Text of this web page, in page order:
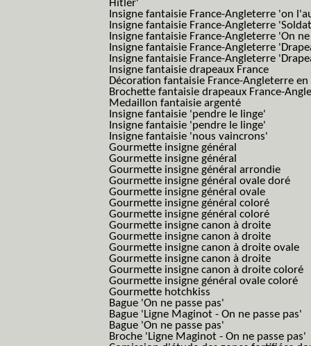
Hitler'
Insigne fantaisie France-Angleterre 'on
Insigne fantaisie France-Angleterre
Insigne fantaisie France-Angleterre 'On
Insigne fantaisie France-Angleterre
Insigne fantaisie France-Angleterre
Insigne fantaisie drapeaux France
Décoration fantaisie France-Angleterre en
Brochette fantaisie drapeaux France-
Medaillon fantaisie argenté
Insigne fantaisie 'pendre le linge'
Insigne fantaisie 'pendre le linge'
Insigne fantaisie 'nous vaincrons'
Gourmette insigne général
Gourmette insigne général
Gourmette insigne général arrondie
Gourmette insigne général ovale doré
Gourmette insigne général ovale
Gourmette insigne général coloré
Gourmette insigne général coloré
Gourmette insigne canon à droite
Gourmette insigne canon à droite
Gourmette insigne canon à droite ovale
Gourmette insigne canon à droite
Gourmette insigne canon à droite coloré
Gourmette insigne général ovale coloré
Gourmette hotchkiss
Bague 'On ne passe pas'
Bague 'Ligne Maginot - On ne passe pas'
Bague 'On ne passe pas'
Broche 'Ligne Maginot - On ne passe pas'